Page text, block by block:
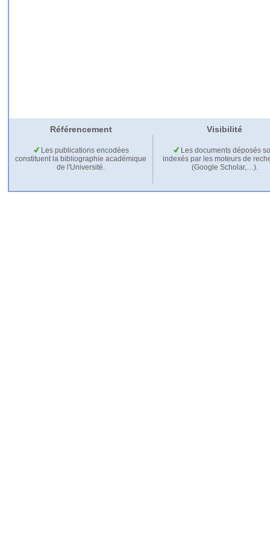
Référencement Visibilité
Les publications encodées
constituent la bibliographie académique
de l'Université.
Les documents déposés
indexés par les moteurs de
(Google Scholar,…).